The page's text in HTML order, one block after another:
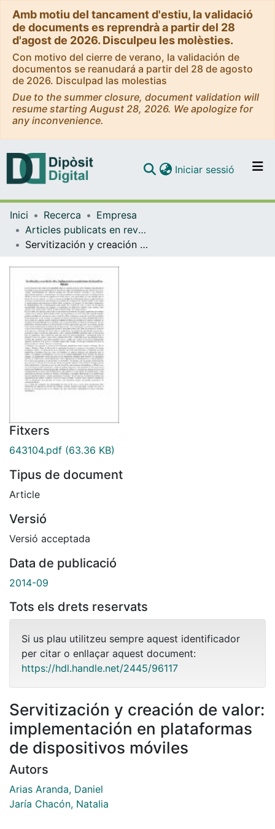
Amb motiu del tancament d'estiu, la validació
de documents es reprendrà a partir del 28
d'agost de 2026. Disculpeu les molèsties.
Con motivo del cierre de verano, la validación de
documentos se reanudará a partir del 28 de agosto
de 2026. Disculpad las molestias
Due to the summer closure, document validation will
resume starting August 28, 2026. We apologize for
any inconvenience.
Navega per tot el DD
Iniciar sessió (current)
Inici Recerca
Empresa
Articles publicats en revistes (Empresa)
Servitización y creación de valor: implementación en plataformas de dispositivos móviles
Fitxers
643104.pdf (63.36 KB)
Tipus de document
Article
Versió
Versió acceptada
Data de publicació
2014-09
Tots els drets reservats
Si us plau utilitzeu sempre aquest identificador
per citar o enllaçar aquest document:
https://hdl.handle.net/2445/96117
Servitización y creación de valor:
implementación en plataformas
de dispositivos móviles
Autors
Arias Aranda, Daniel
Jaría Chacón, Natalia